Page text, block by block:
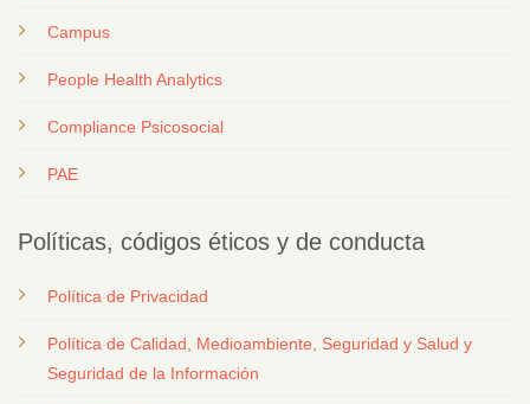
Campus
People Health Analytics
Compliance Psicosocial
PAE
Políticas, códigos éticos y de conducta
Política de Privacidad
Política de Calidad, Medioambiente, Seguridad y Salud y
Seguridad de la Información